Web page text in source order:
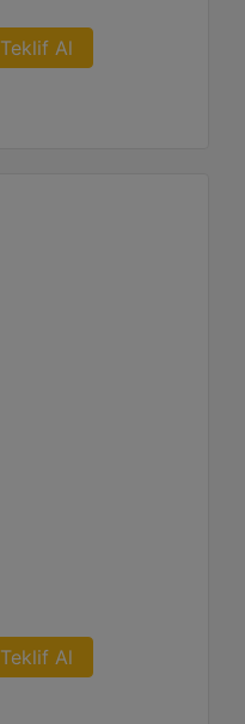
Teklif Al
Teklif Al